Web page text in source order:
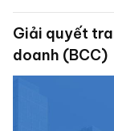
quyết tranh
thế nào? Cũng
Luật Dragon.
Giải quyết
doanh (BCC)